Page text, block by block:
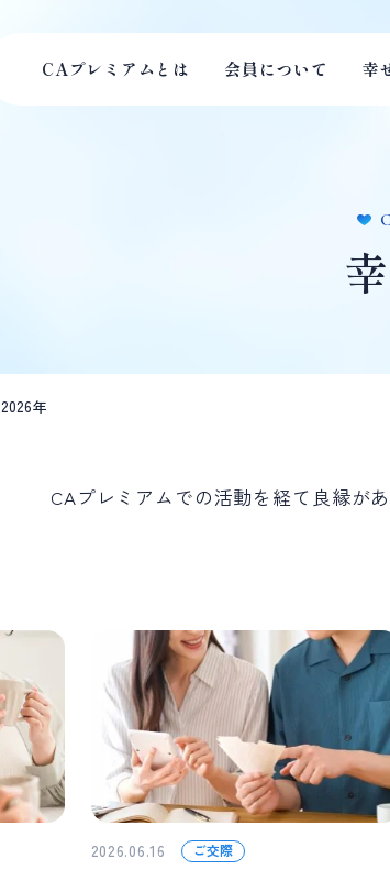
CAプレミアムとは 会員について 幸
2026年
CAプレミアムでの活動を経て 良縁が
2026.06.16 ご交際